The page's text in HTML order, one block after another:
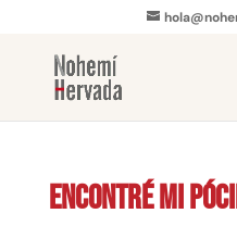
Encontré mi